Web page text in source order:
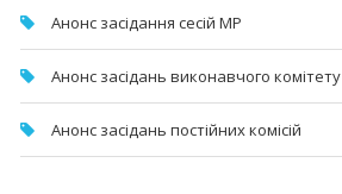
Анонс засідання сесій МР
Анонс засідань виконавчого комітету
Анонс засідань постійних комісій